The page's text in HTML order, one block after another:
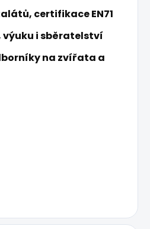
certifikace EN71
výuku i sběratelství
na zvířata a